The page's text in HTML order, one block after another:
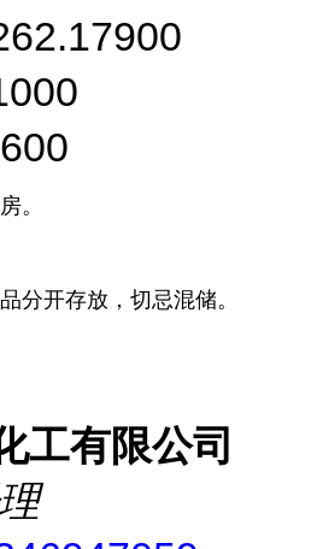
。
分开存放，切忌混储。
工有限公司